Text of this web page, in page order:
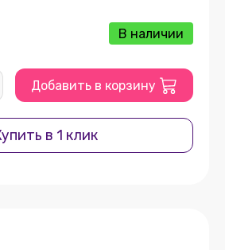
В наличии
Добавить в корзину
в 1 клик